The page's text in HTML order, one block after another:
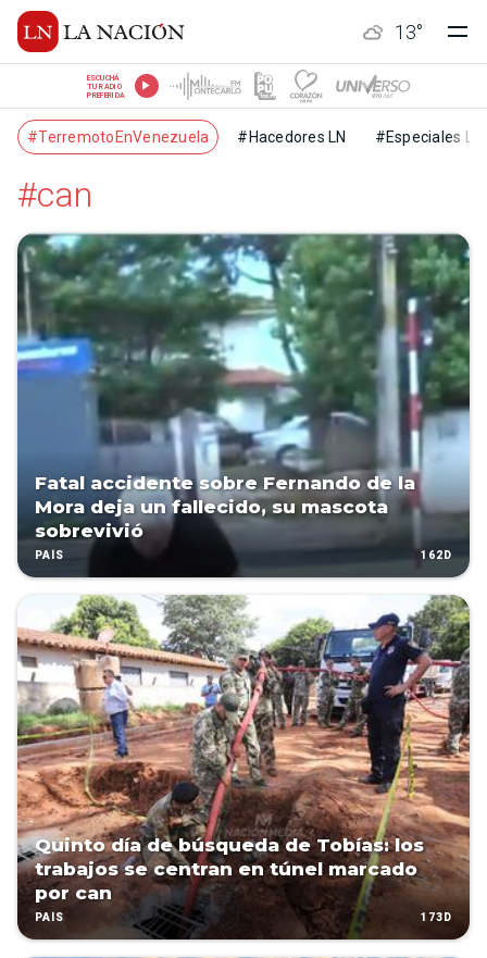
13°
ESCUCHÁ
TU RADIO
PREFERIDA
#TerremotoEnVenezuela #Hacedores LN #Especiales LN
#can
Fatal accidente sobre Fernando de la
Mora deja un fallecido, su mascota
sobrevivió
PAÍS 162D
Quinto día de búsqueda de Tobías: los
trabajos se centran en túnel marcado
por can
PAÍS 173D